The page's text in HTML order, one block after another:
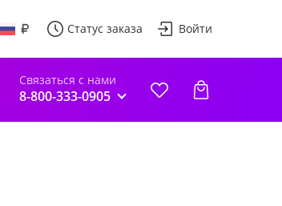
Статус заказа Войти
Связаться с нами
8-800-333-0905